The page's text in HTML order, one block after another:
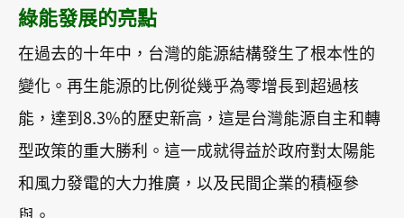
綠能發展的亮點
在過去的十年中，台灣的能源結構發生了根本性的
變化。再生能源的比例從幾乎為零增長到超過核
能，達到8.3%的歷史新高，這是台灣能源自主和轉
型政策的重大勝利。這一成就得益於政府對太陽能
和風力發電的大力推廣，以及民間企業的積極參